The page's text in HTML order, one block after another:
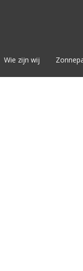
Wie zijn wij